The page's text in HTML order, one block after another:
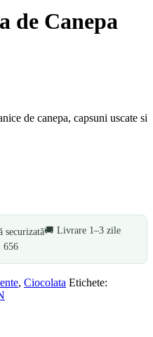
de Canepa
de canepa, capsuni uscate si
securizată🚚 Livrare 1–3 zile
656
, Ciocolata Etichete: